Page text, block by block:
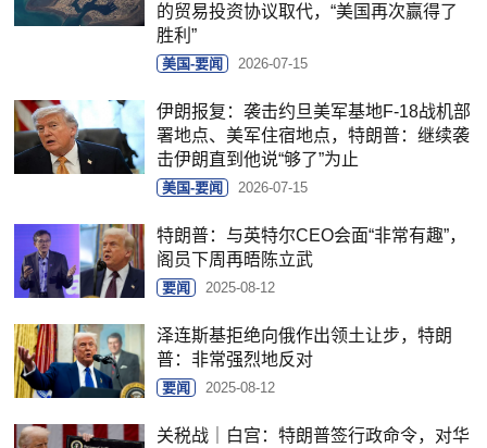
的贸易投资协议取代，“美国再次赢得了
胜利”
美国-要闻 2026-07-15
伊朗报复：袭击约旦美军基地F-18战机部
署地点、美军住宿地点，特朗普：继续袭
击伊朗直到他说“够了”为止
美国-要闻 2026-07-15
特朗普：与英特尔CEO会面“非常有趣”，
阁员下周再晤陈立武
要闻 2025-08-12
泽连斯基拒绝向俄作出领土让步，特朗
普：非常强烈地反对
要闻 2025-08-12
关税战｜白宫：特朗普签行政命令，对华